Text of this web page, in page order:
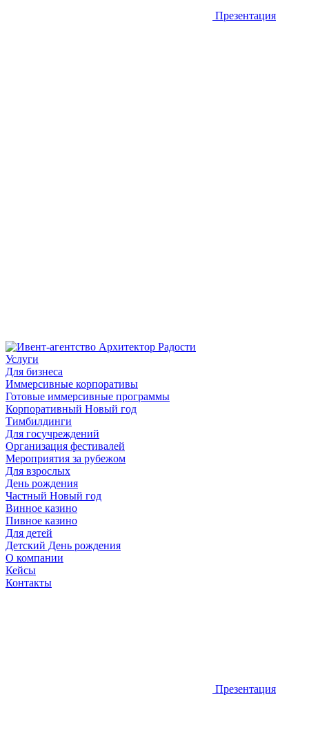
Презентация
Услуги
Для бизнеса
Иммерсивные корпоративы
Готовые иммерсивные программы
Корпоративный Новый год
Тимбилдинги
Для госучреждений
Организация фестивалей
Мероприятия за рубежом
Для взрослых
День рождения
Частный Новый год
Винное казино
Пивное казино
Для детей
Детский День рождения
О компании
Кейсы
Контакты
Презентация